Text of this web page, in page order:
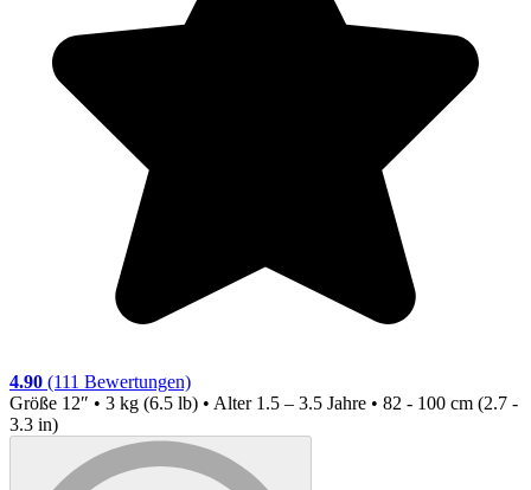
4.90 (111 Bewertungen)
Größe 12″ • 3 kg (6.5 lb) • Alter 1.5 – 3.5 Jahre • 82 - 100 cm (2.7 -
3.3 in)